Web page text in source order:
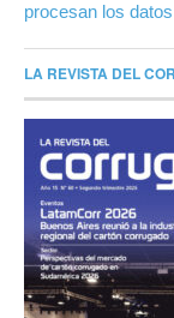
procesan los
LA REVISTA DEL